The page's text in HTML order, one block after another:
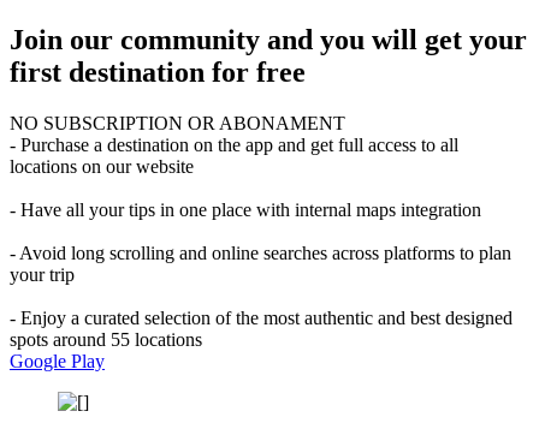
Join our community and you will get your
first destination for free
NO SUBSCRIPTION OR ABONAMENT
- Purchase a destination on the app and get full access to all
locations on our website
- Have all your tips in one place with internal maps integration
- Avoid long scrolling and online searches across platforms to plan
your trip
- Enjoy a curated selection of the most authentic and best designed
spots around 55 locations
Google Play